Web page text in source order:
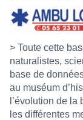
> Toute cette
naturalistes,
base de
au muséum
l’évolution de
les différentes